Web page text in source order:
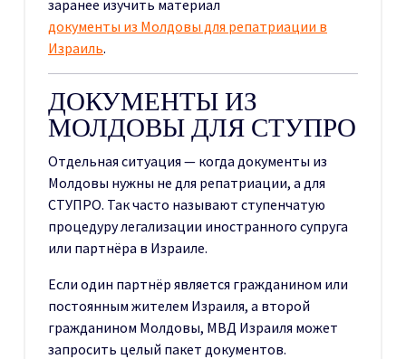
заранее изучить материал
документы из Молдовы для репатриации в
Израиль.
ДОКУМЕНТЫ ИЗ
МОЛДОВЫ ДЛЯ СТУПРО
Отдельная ситуация — когда документы из
Молдовы нужны не для репатриации, а для
СТУПРО. Так часто называют ступенчатую
процедуру легализации иностранного супруга
или партнёра в Израиле.
Если один партнёр является гражданином или
постоянным жителем Израиля, а второй
гражданином Молдовы, МВД Израиля может
запросить целый пакет документов.